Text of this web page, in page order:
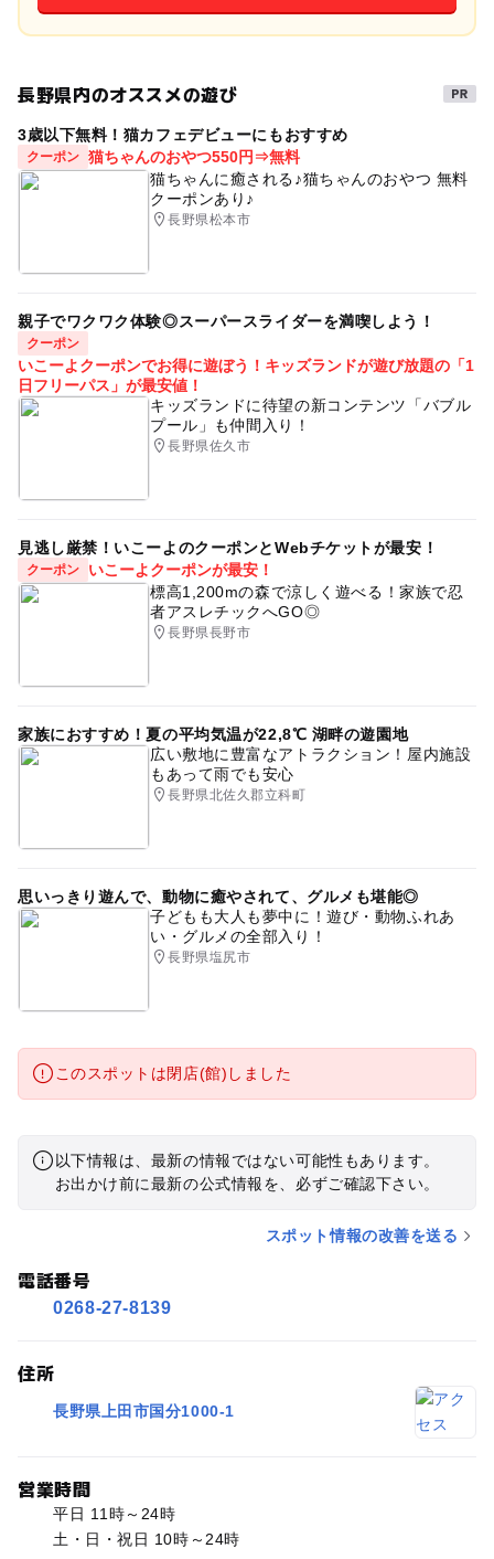
長野県内のオススメの遊び
3歳以下無料！猫カフェデビューにもおすすめ
クーポン 猫ちゃんのおやつ550円⇒無料
猫ちゃんに癒される♪猫ちゃんのおやつ 無料
クーポンあり♪
長野県松本市
親子でワクワク体験◎スーパースライダーを満喫しよう！
クーポン
いこーよクーポンでお得に遊ぼう！キッズランドが遊び放題の「1
日フリーパス」が最安値！
キッズランドに待望の新コンテンツ「バブル
プール」も仲間入り！
長野県佐久市
見逃し厳禁！いこーよのクーポンとWebチケットが最安！
クーポン
いこーよクーポンが最安！
標高1,200mの森で涼しく遊べる！家族で忍
者アスレチックへGO◎
長野県長野市
家族におすすめ！夏の平均気温が22,8℃ 湖畔の遊園地
広い敷地に豊富なアトラクション！屋内施設
もあって雨でも安心
長野県北佐久郡立科町
思いっきり遊んで、動物に癒やされて、グルメも堪能◎
子どもも大人も夢中に！遊び・動物ふれあ
い・グルメの全部入り！
長野県塩尻市
このスポットは閉店(館)しました
以下情報は、最新の情報ではない可能性もあります。
お出かけ前に最新の公式情報を、必ずご確認下さい。
スポット情報の改善を送る
電話番号
0268-27-8139
住所
長野県上田市国分1000-1
営業時間
平日 11時～24時
土・日・祝日 10時～24時